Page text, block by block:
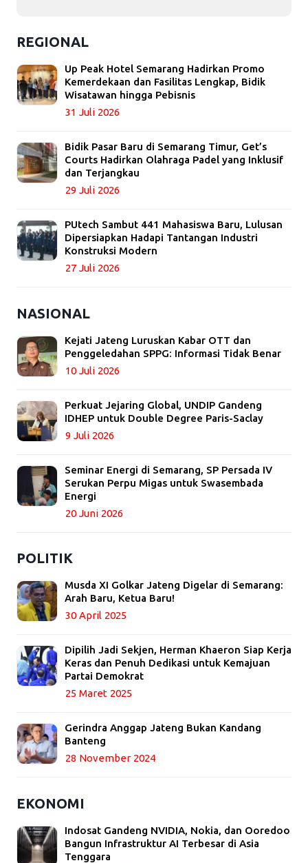
REGIONAL
Up Peak Hotel Semarang Hadirkan Promo
Kemerdekaan dan Fasilitas Lengkap, Bidik
Wisatawan hingga Pebisnis
31 Juli 2026
Bidik Pasar Baru di Semarang Timur, Get’s
Courts Hadirkan Olahraga Padel yang Inklusif
dan Terjangkau
29 Juli 2026
PUtech Sambut 441 Mahasiswa Baru, Lulusan
Dipersiapkan Hadapi Tantangan Industri
Konstruksi Modern
27 Juli 2026
NASIONAL
Kejati Jateng Luruskan Kabar OTT dan
Penggeledahan SPPG: Informasi Tidak Benar
10 Juli 2026
Perkuat Jejaring Global, UNDIP Gandeng
IDHEP untuk Double Degree Paris-Saclay
9 Juli 2026
Seminar Energi di Semarang, SP Persada IV
Serukan Perpu Migas untuk Swasembada
Energi
20 Juni 2026
POLITIK
Musda XI Golkar Jateng Digelar di Semarang:
Arah Baru, Ketua Baru!
30 April 2025
Dipilih Jadi Sekjen, Herman Khaeron Siap Kerja
Keras dan Penuh Dedikasi untuk Kemajuan
Partai Demokrat
25 Maret 2025
Gerindra Anggap Jateng Bukan Kandang
Banteng
28 November 2024
EKONOMI
Indosat Gandeng NVIDIA, Nokia, dan Ooredoo
Bangun Infrastruktur AI Terbesar di Asia
Tenggara